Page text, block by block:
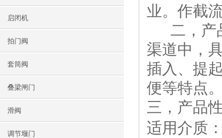
启闭机
拍门阀
套筒阀
叠梁闸门
滑阀
调节堰门
业。作截
二，产
渠道中，
插入、提
便等特点
三，产品
适用介质